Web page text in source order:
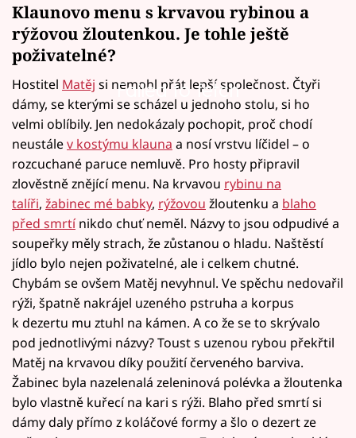
Klaunovo menu s krvavou rybinou a
rýžovou žloutenkou. Je tohle ještě
poživatelné?
Failed to fetch
Hostitel Matěj si nemohl přát lepší společnost. Čtyři
dámy, se kterými se scházel u jednoho stolu, si ho
velmi oblíbily. Jen nedokázaly pochopit, proč chodí
neustálev kostýmu klauna a nosí vrstvu líčidel – o
rozcuchané paruce nemluvě. Pro hosty připravil
zlověstně znějící menu. Na krvavou rybinu na
talíři, žabinec mé babky, rýžovou žloutenku a blaho
před smrtí nikdo chuť neměl. Názvy to jsou odpudivé a
soupeřky měly strach, že zůstanou o hladu. Naštěstí
jídlo bylo nejen poživatelné, ale i celkem chutné.
Chybám se ovšem Matěj nevyhnul. Ve spěchu nedovařil
rýži, špatně nakrájel uzeného pstruha a korpus
k dezertu mu ztuhl na kámen. A co že se to skrývalo
pod jednotlivými názvy? Toust s uzenou rybou překřtil
Matěj na krvavou díky použití červeného barviva.
Žabinec byla nazelenalá zeleninová polévka a žloutenka
bylo vlastně kuřecí na kari s rýži. Blaho před smrtí si
dámy daly přímo z koláčové formy a šlo o dezert ze